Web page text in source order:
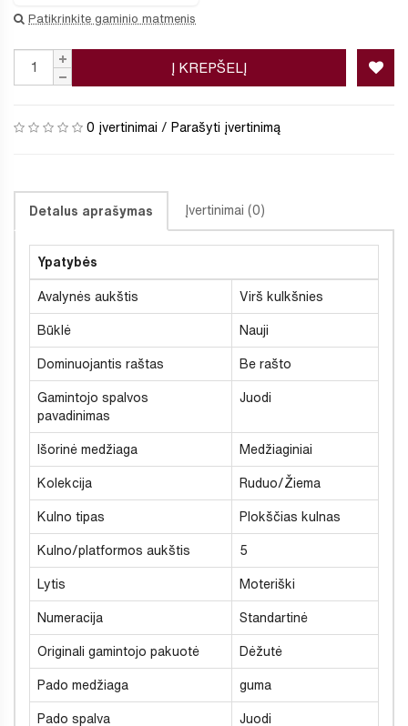
Patikrinkite gaminio matmenis
Į KREPŠELĮ
0 įvertinimai / Parašyti įvertinimą
Detalus aprašymas Įvertinimai (0)
Ypatybės
Avalynės aukštis Virš kulkšnies
Būklė Nauji
Dominuojantis raštas Be rašto
Gamintojo spalvos
pavadinimas
Juodi
Išorinė medžiaga Medžiaginiai
Kolekcija Ruduo/Žiema
Kulno tipas Plokščias kulnas
Kulno/platformos aukštis 5
Lytis Moteriški
Numeracija Standartinė
Originali gamintojo pakuotė Dėžutė
Pado medžiaga guma
Pado spalva Juodi